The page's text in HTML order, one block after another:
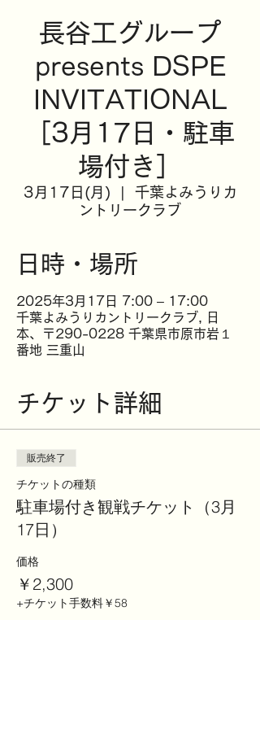
長谷工グループ
presents DSPE
INVITATIONAL
［3月17日・駐車
場付き］
3月17日(月)
千葉よみうりカ
ントリークラブ
日時・場所
2025年3月17日 7:00 – 17:00
千葉よみうりカントリークラブ, 日
本、〒290-0228 千葉県市原市岩１
番地 三重山
チケット詳細
販売終了
チケットの種類
駐車場付き観戦チケット（3月
17日）
価格
￥2,300
+チケット手数料￥58